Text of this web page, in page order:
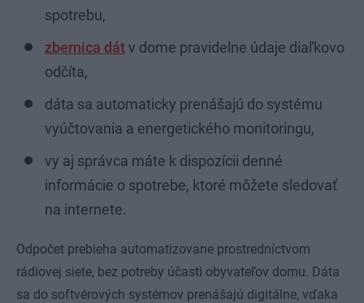
spotrebu,
zbernica dátv dome pravidelne údaje diaľkovo
odčíta,
dáta sa automaticky prenášajú do systému
vyúčtovania a energetického monitoringu,
vy aj správca máte k dispozícii denné
informácie o spotrebe, ktoré môžete sledovať
na internete.
Odpočet prebieha automatizovane prostredníctvom
rádiovej siete, bez potreby účasti obyvateľov domu. Dáta
sa do softvérových systémov prenášajú digitálne, vďaka